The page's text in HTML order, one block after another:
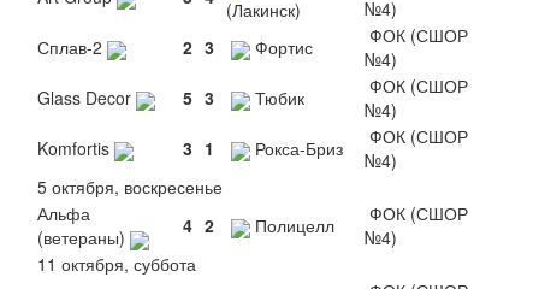
(Лакинск)
№4)
Сплав-2
2 3 Фортис
ФОК (СШОР
№4)
Glass Decor
5 3 Тюбик
ФОК (СШОР
№4)
Komfortis
3 1 Рокса-Бриз
ФОК (СШОР
№4)
5 октября, воскресенье
Альфа
(ветераны)
4 2 Полицелл
ФОК (СШОР
№4)
11 октября, суббота